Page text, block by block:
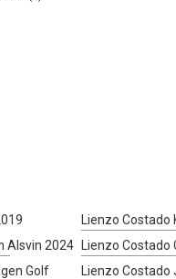
Lienzo Costado
Alsvin 2024 Lienzo
Golf
Lienzo